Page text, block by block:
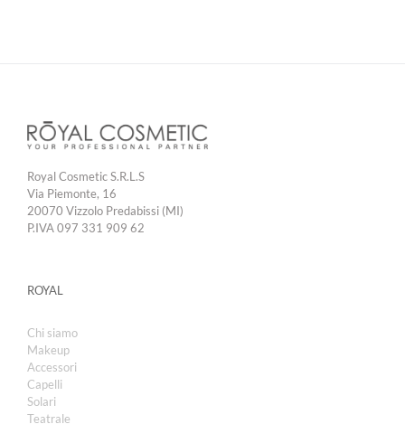
Royal Cosmetic S.R.L.S
Via Piemonte, 16
20070 Vizzolo Predabissi (MI)
P.IVA 097 331 909 62
ROYAL
Chi siamo
Makeup
Accessori
Capelli
Solari
Teatrale